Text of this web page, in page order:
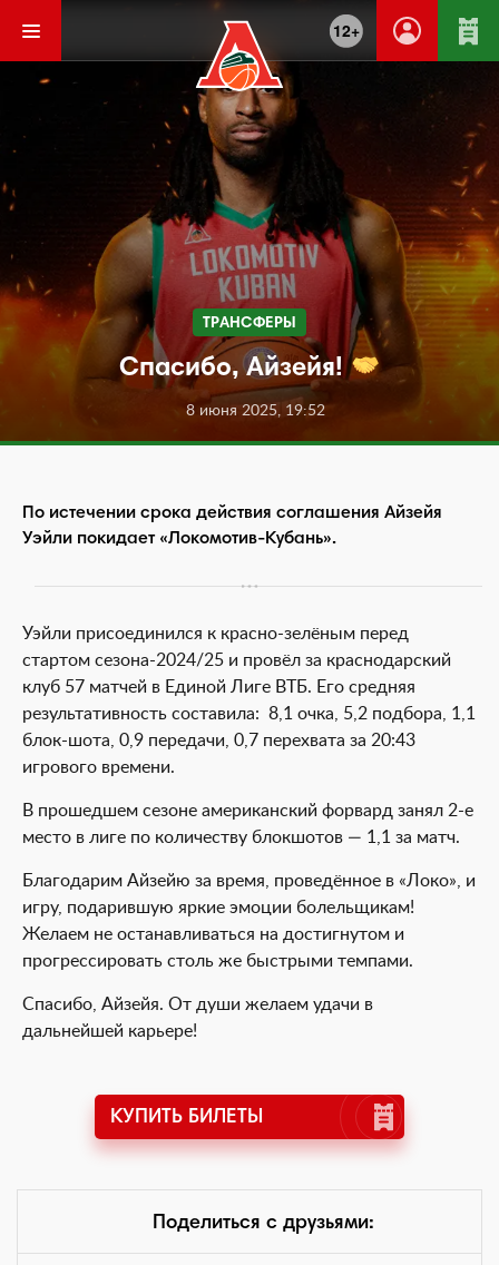
12+
ТРАНСФЕРЫ
Спасибо, Айзейя!
8 июня 2025, 19:52
По истечении срока действия соглашения Айзейя
Уэйли покидает «Локомотив-Кубань».
Уэйли присоединился к красно-зелёным перед
стартом сезона-2024/25 и провёл за краснодарский
клуб 57 матчей в Единой Лиге ВТБ. Его средняя
результативность составила: 8,1 очка, 5,2 подбора, 1,1
блок-шота, 0,9 передачи, 0,7 перехвата за 20:43
игрового времени.
В прошедшем сезоне американский форвард занял 2-е
место в лиге по количеству блокшотов — 1,1 за матч.
Благодарим Айзейю за время, проведённое в «Локо», и
игру, подарившую яркие эмоции болельщикам!
Желаем не останавливаться на достигнутом и
прогрессировать столь же быстрыми темпами.
Спасибо, Айзейя. От души желаем удачи в
дальнейшей карьере!
КУПИТЬ БИЛЕТЫ
Поделиться с друзьями: